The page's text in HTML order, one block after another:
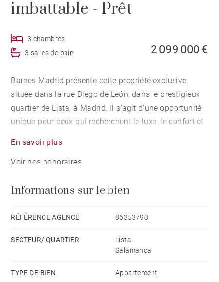
imbattable - Prêt
3 chambres
3 salles de bain
2 099 000 €
Barnes Madrid présente cette propriété exclusive
située dans la rue Diego de León, dans le prestigieux
quartier de Lista, à Madrid. Il s'agit d'une opportunité
unique pour ceux qui recherchent le luxe, le confort et
D'une superficie cadastrale de 197 m², la propriété
ainsi qu'une cuisine entièrement équipée et une
un confort optimal. La maison a fait l'objet d'une
tendances en matière de design, offrant des finitions
En savoir plus
Voir nos honoraires
Informations sur le bien
RÉFÉRENCE AGENCE 86353793
SECTEUR/ QUARTIER
Lista
Salamanca
TYPE DE BIEN Appartement